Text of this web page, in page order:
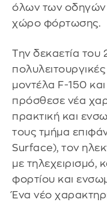
όλων των οδηγών
χώρο φόρτωσης.
Την δεκαετία του
μοντέλα F-150
πρόσθεσε νέα
πρακτική και
τους τμήμα
Surface), τον
με τηλεχειρισμό,
φορτίου και
Ένα νέο